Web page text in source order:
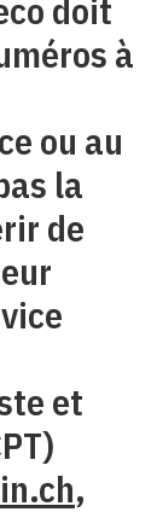
doit
à
ou au
la
de
et
,